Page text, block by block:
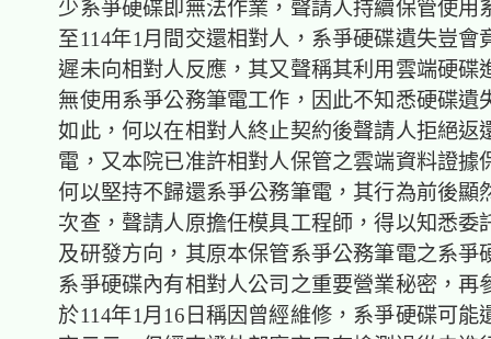
少系爭硬碟即無法作業，聲請人持續保管使用
至114年1月間交還相對人，系爭硬碟遺失豈會
遲未向相對人反應，其又聲稱其利用雲端硬碟
無使用系爭公務筆電工作，因此不知悉硬碟遺
如此，何以在相對人終止契約後聲請人拒絕返
電，又本院已准許相對人保管之雲端資料證據
何以堅持不歸還系爭公務筆電，其行為前後顯
次查，聲請人原擔任模具工程師，得以知悉委
及研發方向，其原本保管系爭公務筆電之系爭
系爭硬碟內有相對人公司之重要營業秘密，再
於114年1月16日稱因曾經維修，系爭硬碟可能